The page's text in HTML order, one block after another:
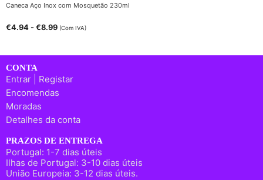
Caneca Aço Inox com Mosquetão 230ml
€4.94 - €8.99 (Com IVA)
CONTA
Entrar | Registar
Encomendas
Moradas
Detalhes da conta
PRAZOS DE ENTREGA
Portugal: 1-7 dias úteis
Ilhas de Portugal: 3-10 dias úteis
União Europeia: 3-12 dias úteis.